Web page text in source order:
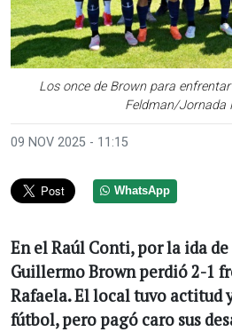
Los once de Brown para
Feldman/Jornada
09 NOV 2025 - 11:15
WhatsApp
En el Raúl Conti, por la ida
Guillermo Brown perdió 2-1
Rafaela. El local tuvo actitud
fútbol, pero pagó caro sus